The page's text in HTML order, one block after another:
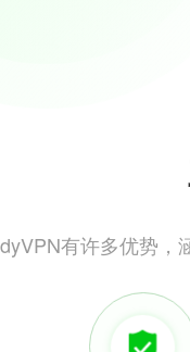
有许多优势，